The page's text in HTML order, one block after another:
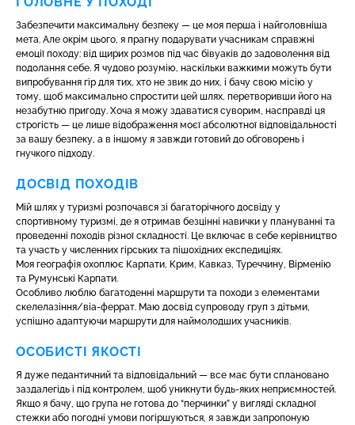
Забезпечити максимальну безпеку — це моя перша і найголовніша
мета. Але окрім цього, я прагну подарувати учасникам справжні
емоції походу: від щирих розмов під час бівуаків до задоволення від
подолання себе. Я чудово розумію, наскільки важкими можуть бути
випробування гір для тих, хто не звик до них, і бачу свою місію у
тому, щоб максимально спростити цей шлях, перетворивши його на
незабутню пригоду. Хоча я можу здаватися суворим, насправді ця
строгість — це лише відображення моєї абсолютної відповідальності
за вашу безпеку, а в іншому я завжди готовий до обговорень і
гнучкого підходу.
ДОСВІД ПОХОДІВ
Мій шлях у туризмі розпочався зі багаторічного досвіду у
спортивному туризмі, де я отримав безцінні навички у плануванні та
проведенні походів різної складності. Це включає в себе керівництво
та участь у численних гірських та пішохідних експедиціях.
Моя географія охоплює Карпати, Крим, Кавказ, Туреччину, Вірменію
та Румунські Карпати.
Особливо люблю багатоденні маршрути та походи з елементами
скелелазіння/віа-феррат. Маю досвід супроводу груп з дітьми,
успішно адаптуючи маршрути для наймолодших учасників.
ОСОБИСТІ ЯКОСТІ
Я дуже педантичний та відповідальний — все має бути сплановано
заздалегідь і під контролем, щоб уникнути будь-яких неприємностей.
Якщо я бачу, що група не готова до “перчинки” у вигляді складної
стежки або погодні умови погіршуються, я завжди запропоную